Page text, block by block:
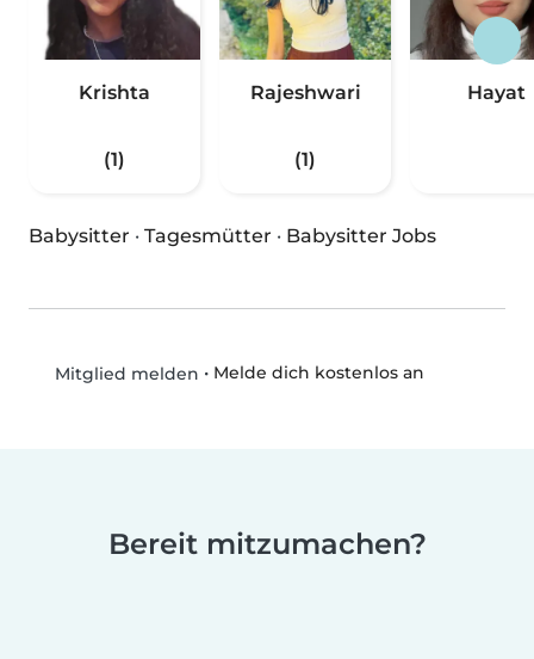
Krishta
(1)
Rajeshwari
(1)
Hayat
Babysitter · Tagesmütter · Babysitter Jobs
Mitglied melden • Melde dich kostenlos an
Bereit mitzumachen?